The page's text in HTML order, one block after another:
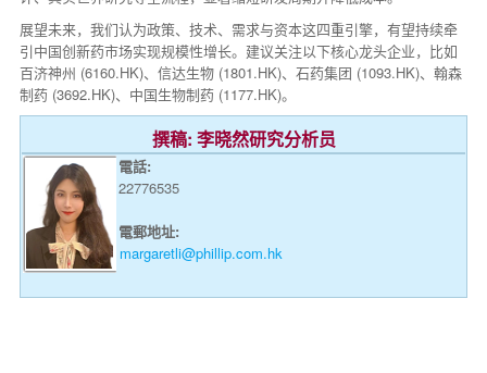
展望未来，我们认为政策、技术、需求与资本这四重引擎，有望持续牵
引中国创新药市场实现规模性增长。建议关注以下核心龙头企业，比如
百济神州 (6160.HK)、信达生物 (1801.HK)、石药集团 (1093.HK)、翰森
制药 (3692.HK)、中国生物制药 (1177.HK)。
撰稿: 李晓然研究分析员
電話:
22776535
電郵地址:
margaretli@phillip.com.hk